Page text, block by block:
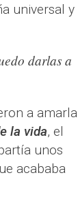
universal y
darlas a
a amarla
la vida, el
unos
acababa